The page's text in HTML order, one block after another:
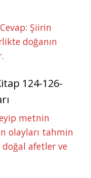
Şiirin
doğanın
124-126-
metnin
olayları tahmin
afetler ve